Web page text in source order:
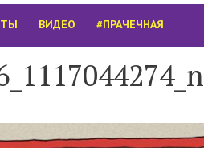
ВИДЕО #ПРАЧЕЧНАЯ